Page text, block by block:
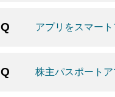
アプリをスマー
株主パスポート